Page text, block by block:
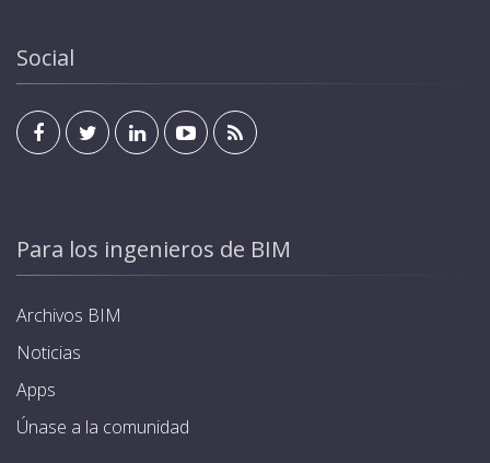
Social
Para los ingenieros de BIM
Archivos BIM
Noticias
Apps
Únase a la comunidad